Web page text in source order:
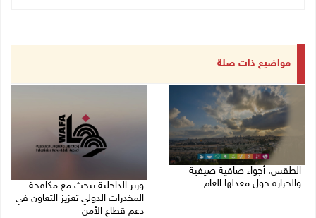
مواضيع ذات صلة
الطقس: أجواء صافية صيفية
والحرارة حول معدلها العام
وزير الداخلية يبحث مع مكافحة
المخدرات الدولي تعزيز التعاون في
دعم قطاع الأمن